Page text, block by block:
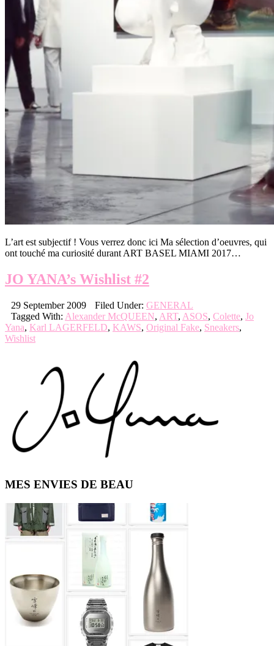
L’art est subjectif ! Vous verrez donc ici Ma sélection d’oeuvres, qui
ont touché ma curiosité durant ART BASEL MIAMI 2017…
JO YANA’s Wishlist #2
29 September 2009 Filed Under: GENERAL
Tagged With: Alexander McQUEEN, ART, ASOS, Colette, Jo
Yana, Karl LAGERFELD, KAWS, Original Fake, Sneakers,
Wishlist
Primary
Sidebar
MES ENVIES DE BEAU